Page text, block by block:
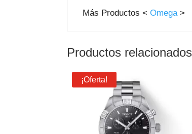
Más Productos < Omega>
Productos relacionados
¡Oferta!